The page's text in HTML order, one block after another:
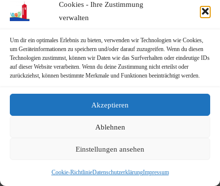
Cookies - Ihre Zustimmung
verwalten
Um dir ein optimales Erlebnis zu bieten, verwenden wir Technologien wie Cookies,
um Geräteinformationen zu speichern und/oder darauf zuzugreifen. Wenn du diesen
Technologien zustimmst, können wir Daten wie das Surfverhalten oder eindeutige IDs
auf dieser Website verarbeiten. Wenn du deine Zustimmung nicht erteilst oder
zurückziehst, können bestimmte Merkmale und Funktionen beeinträchtigt werden.
Akzeptieren
Ablehnen
Einstellungen ansehen
Cookie-RichtlinieDatenschutzerklärungImpressum
„Hubertusklause“ öffnet (endlich) wieder
Malwettbewerb für Kinder 11. November 2023
Neuer Standort der Jugendarbeit „op Jöck“ vom
JUgendZEntrum Haus Michael 9. November 2023
DRK Blutspende am Mittwoch, den 22.11.2023 in Vilich
22. Oktober 2023